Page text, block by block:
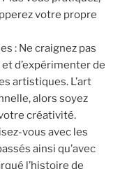
votre propre
: Ne craignez pas
d’expérimenter de
artistiques. L’art
alors soyez
créativité.
vous avec les
ainsi qu’avec
l’histoire de